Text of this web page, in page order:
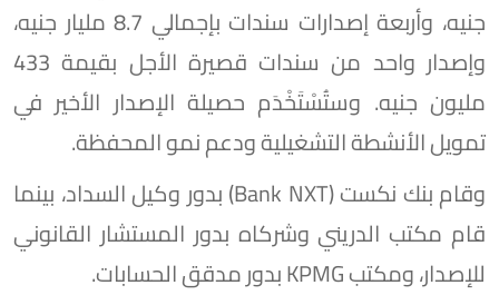
جنيه، وأربعة إصدارات سندات بإجمالي 8.7 مليار جنيه،
وإصدار واحد من سندات قصيرة الأجل بقيمة 433
مليون جنيه. وستُسْتَخْدَم حصيلة الإصدار الأخير في
تمويل الأنشطة التشغيلية ودعم نمو المحفظة.
وقام بنك نكست (Bank NXT) بدور وكيل السداد، بينما
قام مكتب الدريني وشركاه بدور المستشار القانوني
للإصدار، ومكتب KPMG بدور مدقق الحسابات.